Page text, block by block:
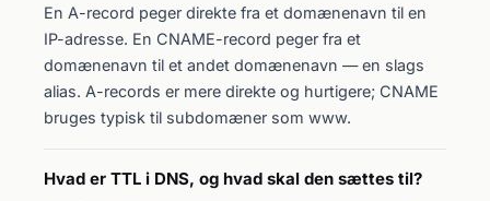
En A-record peger direkte fra et domænenavn til en
IP-adresse. En CNAME-record peger fra et
domænenavn til et andet domænenavn — en slags
alias. A-records er mere direkte og hurtigere; CNAME
bruges typisk til subdomæner som www.
Hvad er TTL i DNS, og hvad skal den sættes til?